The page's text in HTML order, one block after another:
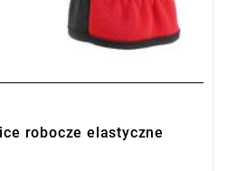
robocze elastyczne